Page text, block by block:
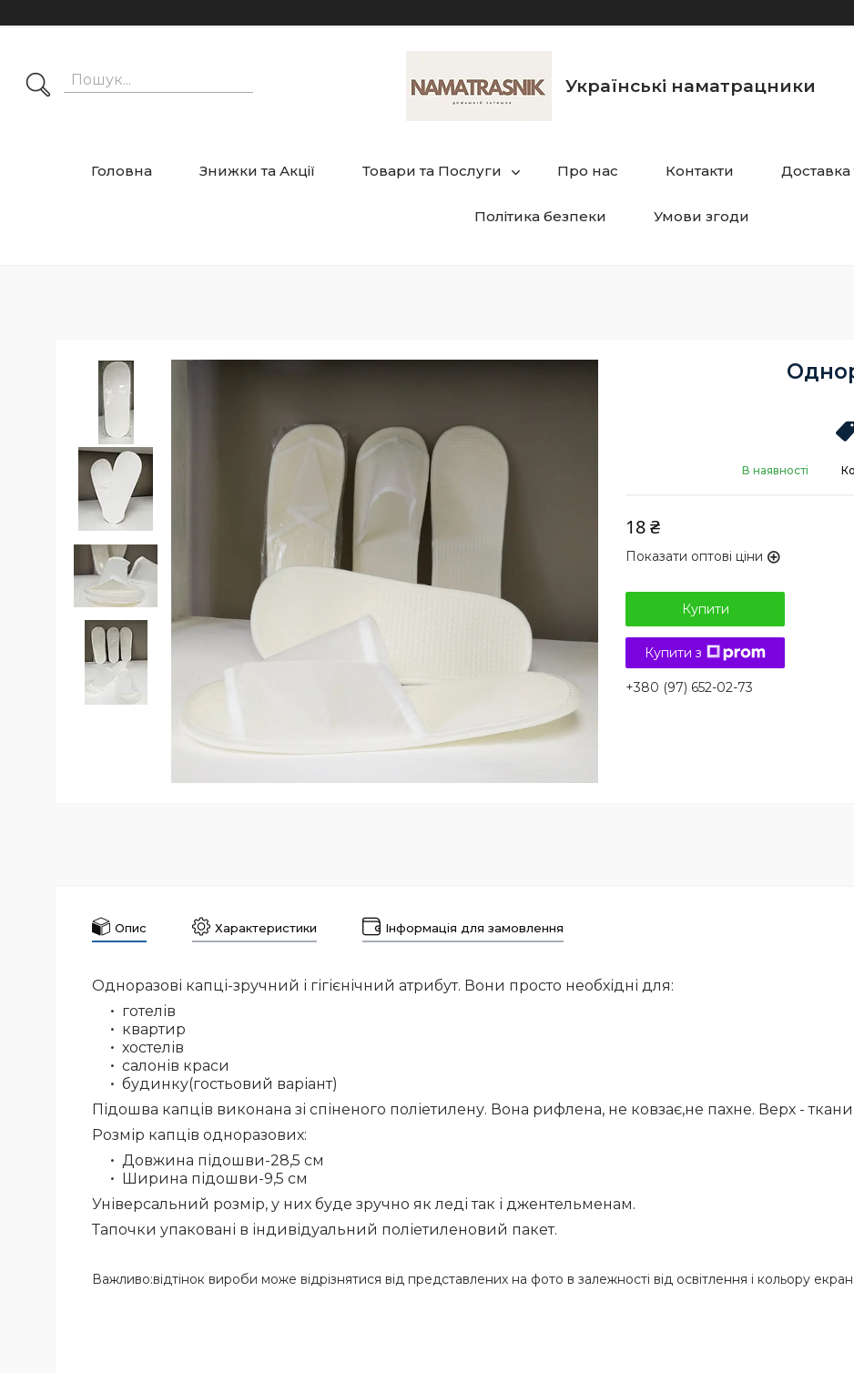
Українські наматрацники
Головна Знижки та Акції Товари та Послуги Про нас Контакти Доставка
Політика безпеки Умови згоди
В наявності
18 ₴
Показати оптові ціни
Купити
Купити з
+380 (97) 652-02-73
Опис Характеристики Інформація для замовлення
Одноразові капці-зручний і гігієнічний атрибут. Вони просто необхідні для:
готелів
квартир
хостелів
салонів краси
будинку(гостьовий варіант)
Підошва капців виконана зі спіненого поліетилену. Вона рифлена, не ковзає,не пахне. Верх -
Розмір капців одноразових:
Довжина підошви-28,5 см
Ширина підошви-9,5 см
Універсальний розмір, у них буде зручно як леді так і джентельменам.
Тапочки упаковані в індивідуальний поліетиленовий пакет.
Важливо:відтінок вироби може відрізнятися від представлених на фото в залежності від освітлення і кольору